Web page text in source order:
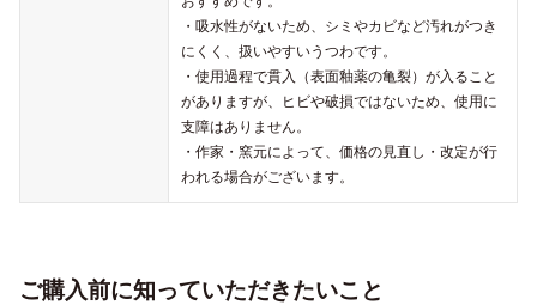
・吸水性がないため、シミやカビなど汚れがつき
にくく、扱いやすいうつわです。
・使用過程で貫入（表面釉薬の亀裂）が入ること
がありますが、ヒビや破損ではないため、使用に
支障はありません。
・作家・窯元によって、価格の見直し・改定が行
われる場合がございます。
ご購入前に知っていただきたいこと